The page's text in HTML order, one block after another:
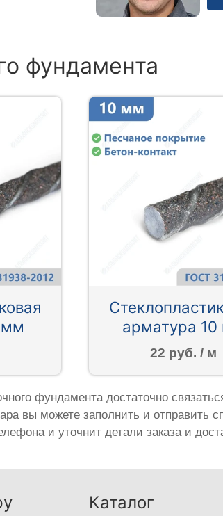
фундамента
мм
арматура
22 руб. / м
фундамента достаточно
вы можете заполнить и отправить
и уточнит детали заказа и
Каталог